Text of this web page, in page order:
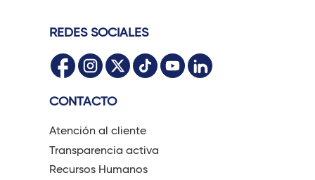
REDES SOCIALES
CONTACTO
Atención al cliente
Transparencia activa
Recursos Humanos